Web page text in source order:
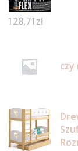
128,71zł
czy